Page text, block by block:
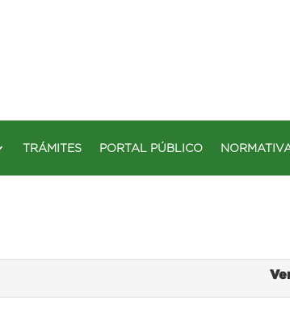
TRÁMITES PORTAL PÚBLICO